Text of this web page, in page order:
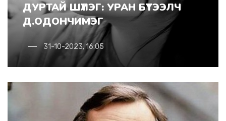
ДУРТАЙ ШҮЛЭГ: УРАН БҮТЭЭЛЧ
Д.ОДОНЧИМЭГ
31-10-2023, 16:05